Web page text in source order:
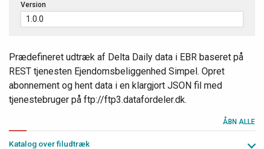
Version
Prædefineret udtræk af Delta Daily data i EBR baseret på
REST tjenesten Ejendomsbeliggenhed Simpel. Opret
abonnement og hent data i en klargjort JSON fil med
tjenestebruger på ftp://ftp3.datafordeler.dk.
ÅBN ALLE
Katalog over filudtræk